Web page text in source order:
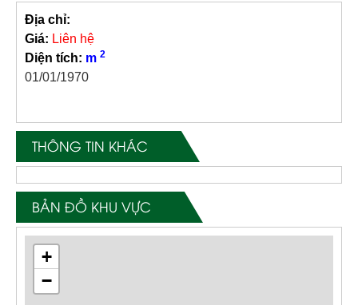
Địa chỉ:
Giá: Liên hệ
Diện tích: m 2
01/01/1970
THÔNG TIN KHÁC
BẢN ĐỒ KHU VỰC
+
−